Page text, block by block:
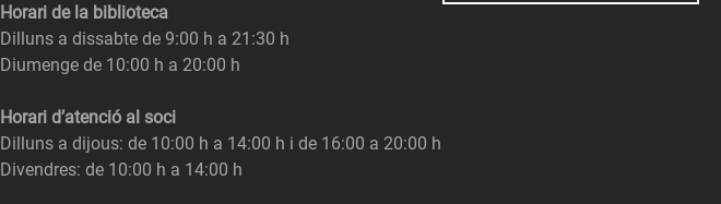
Horari de la biblioteca
Dilluns a dissabte de 9:00 h a 21:30 h
Diumenge de 10:00 h a 20:00 h
Horari d’atenció al soci
Dilluns a dijous: de 10:00 h a 14:00 h i de 16:00 a 20:00 h
Divendres: de 10:00 h a 14:00 h